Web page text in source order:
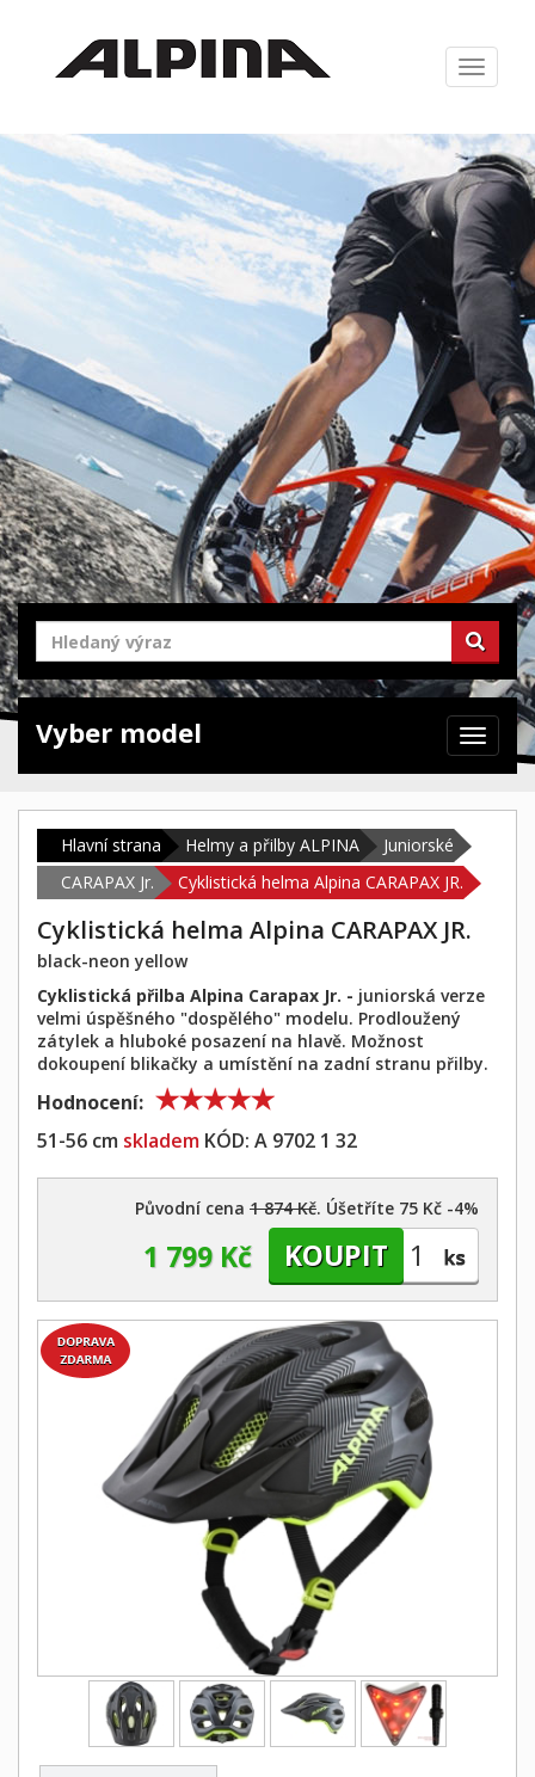
Zabrazit
navigaci
Zabrazit
navigaci
Vyber model
Hlavní strana Helmy a přilby ALPINA
Juniorské
CARAPAX Jr.
Cyklistická helma Alpina CARAPAX JR.
Cyklistická helma Alpina CARAPAX JR.
black-neon yellow
Cyklistická přilba Alpina Carapax Jr. - juniorská verze
velmi úspěšného "dospělého" modelu. Prodloužený
zátylek a hluboké posazení na hlavě. Možnost
dokoupení blikačky a umístění na zadní stranu přilby.
Hodnocení:
51-56 cm skladem KÓD: A 9702 1 32
Původní cena 1 874 Kč. Úšetříte 75 Kč -4%
1 799 Kč